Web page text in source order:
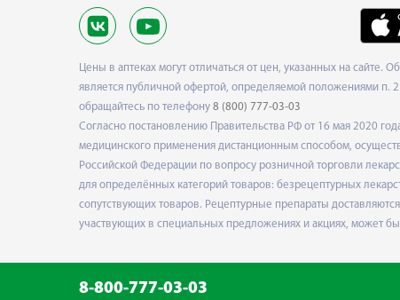
Цены в аптеках могут отличаться от цен, указанных на сайте.
является публичной офертой, определяемой положениями п.
обращайтесь по телефону 8 (800) 777-03-03
Согласно постановлению Правительства РФ от 16 мая 2020
медицинского применения дистанционным способом,
Российской Федерации по вопросу розничной торговли
для определённых категорий товаров: безрецептурных
сопутствующих товаров. Рецептурные препараты
участвующих в специальных предложениях и акциях, может
8-800-777-03-03